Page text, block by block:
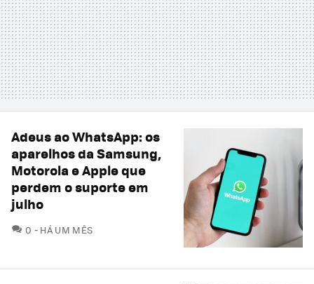
Adeus ao WhatsApp: os
aparelhos da Samsung,
Motorola e Apple que
perdem o suporte em
julho
0 COMENTÁRIOS
HÁ UM MÊS